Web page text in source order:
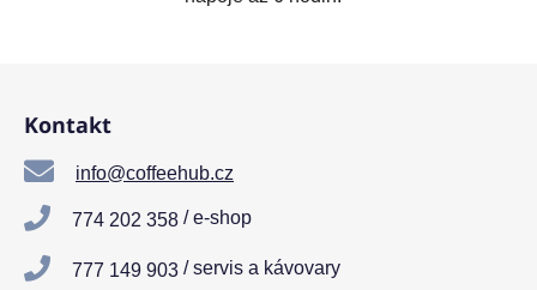
Kontakt
info@coffeehub.cz
774 202 358 / e-shop
777 149 903 / servis a kávovary